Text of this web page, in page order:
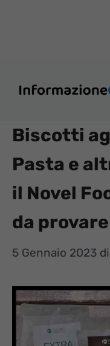
Biscotti
Pasta e
il Novel
da
5 Gennaio 2023 di